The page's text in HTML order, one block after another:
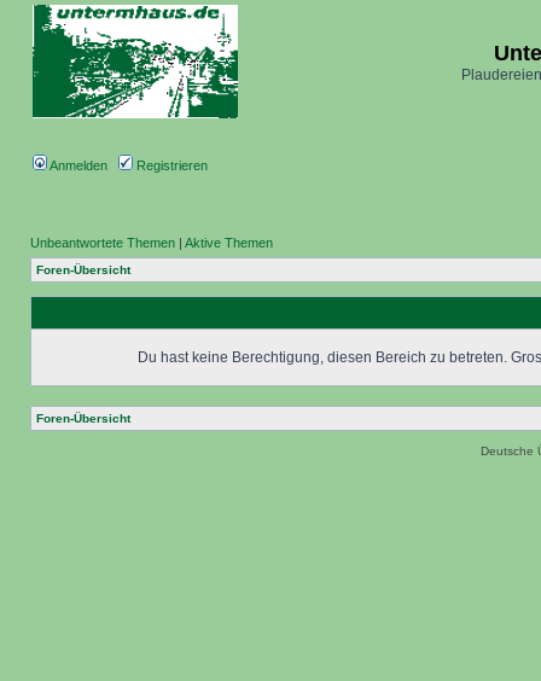
Anmelden Registrieren
Unbeantwortete Themen | Aktive Themen
Foren-Übersicht
Du hast keine Berechtigung, diesen Bereich zu betreten.
Foren-Übersicht
Deutsche